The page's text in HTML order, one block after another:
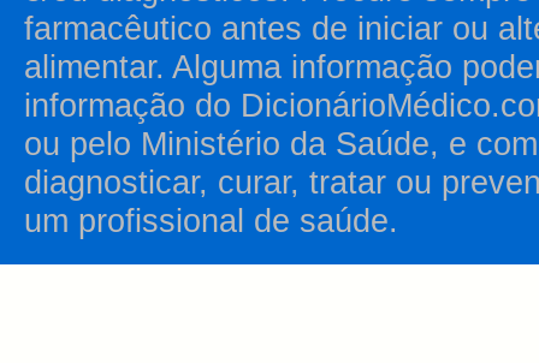
farmacêutico antes de iniciar ou
alimentar. Alguma informação
informação do
ou pelo Ministério da Saúde, e
diagnosticar, curar, tratar ou
um profissional de saúde.